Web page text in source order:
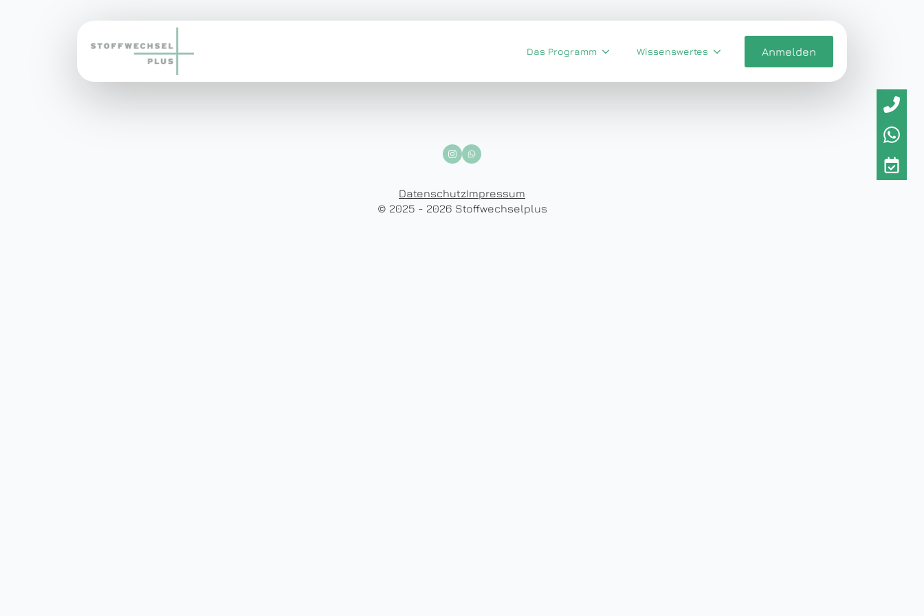
Das Programm Wissenswertes Anmelden
DatenschutzImpressum
© 2025 - 2026 Stoffwechselplus